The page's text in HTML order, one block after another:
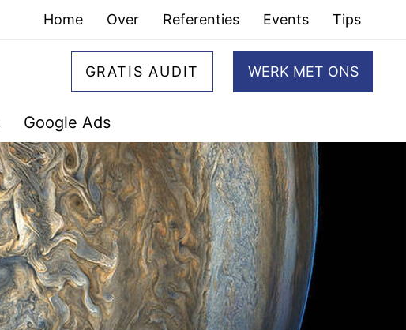
Home Over Referenties Events Tips
GRATIS AUDIT WERK MET ONS
Google Ads